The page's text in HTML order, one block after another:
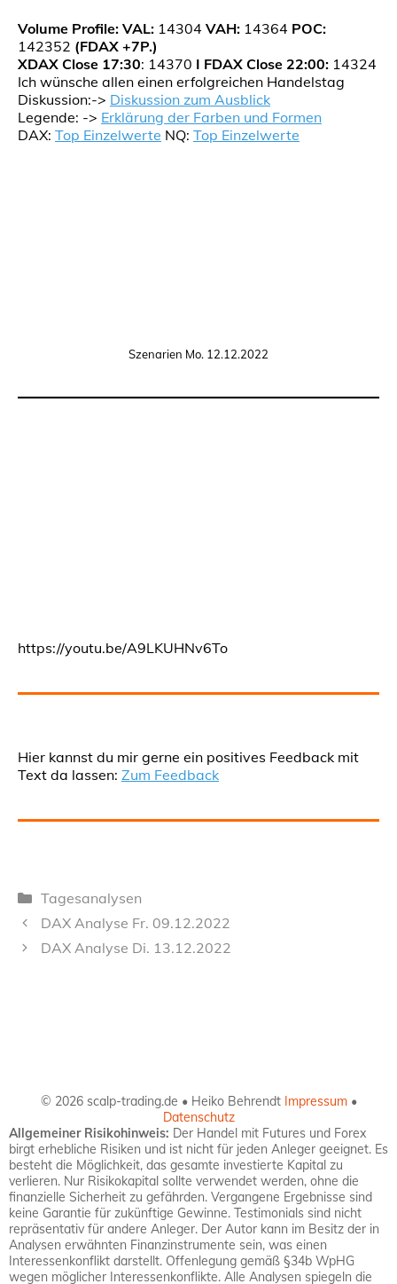
Volume Profile: VAL: 14304 VAH: 14364 POC:
142352 (FDAX +7P.)
XDAX Close 17:30: 14370 I FDAX Close 22:00: 14324
Ich wünsche allen einen erfolgreichen Handelstag
Diskussion:-> Diskussion zum Ausblick
Legende: -> Erklärung der Farben und Formen
DAX: Top Einzelwerte NQ: Top Einzelwerte
Szenarien Mo. 12.12.2022
https://youtu.be/A9LKUHNv6To
Hier kannst du mir gerne ein positives Feedback mit
Text da lassen: Zum Feedback
Kategorien
Tagesanalysen
DAX Analyse Fr. 09.12.2022
DAX Analyse Di. 13.12.2022
© 2026 scalp-trading.de • Heiko Behrendt Impressum•
Datenschutz
Allgemeiner Risikohinweis: Der Handel mit Futures und Forex
birgt erhebliche Risiken und ist nicht für jeden Anleger geeignet. Es
besteht die Möglichkeit, das gesamte investierte Kapital zu
verlieren. Nur Risikokapital sollte verwendet werden, ohne die
finanzielle Sicherheit zu gefährden. Vergangene Ergebnisse sind
keine Garantie für zukünftige Gewinne. Testimonials sind nicht
repräsentativ für andere Anleger. Der Autor kann im Besitz der in
Analysen erwähnten Finanzinstrumente sein, was einen
Interessenkonflikt darstellt. Offenlegung gemäß §34b WpHG
wegen möglicher Interessenkonflikte. Alle Analysen spiegeln die